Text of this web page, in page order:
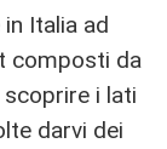
in Italia ad
composti da
i lati
darvi dei